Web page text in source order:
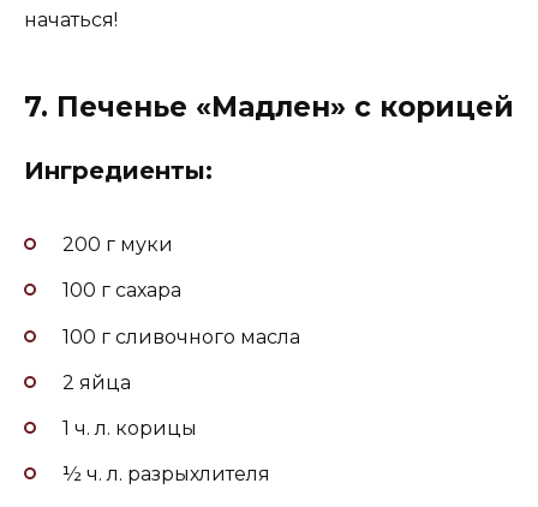
начаться!
7. Печенье «Мадлен» с корицей
Ингредиенты:
200 г муки
100 г сахара
100 г сливочного масла
2 яйца
1 ч. л. корицы
½ ч. л. разрыхлителя